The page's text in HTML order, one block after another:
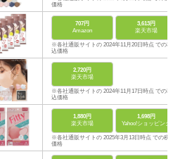
価格
707円
Amazon
3,613円
楽天市場
※各社通販サイトの 2024年11月20日時点 での税
込価格
2,720円
楽天市場
※各社通販サイトの 2024年11月17日時点 での税
込価格
1,880円
楽天市場
1,698円
Yahoo!ショッピング
※各社通販サイトの 2025年3月13日時点 での税
価格